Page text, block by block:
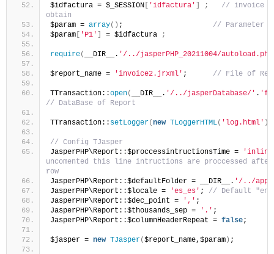
$idfactura = $_SESSION [ 'idfactura' ] ;
// invoice
obtain
$param = array() ; // Parameter
$param [ 'P1' ] = $idfactura ;
require( __DIR__. '/../jasperPHP_20211004/
$report_name = 'invoice2.jrxml' ; // File of
TTransaction::open( __DIR__. '/../jasperDatabase/' .
// DataBase of Report
TTransaction:: setLogger(new TLoggerHTML( 'log.html' ))
// Config TJasper
JasperPHP\Report::$proccessintructionsTime =
uncomented this line intructions are proccessed after
row
JasperPHP\Report::$defaultFolder = __DIR__. '/../
JasperPHP\Report::$locale =
'es_es' ; // Default
JasperPHP\Report::$dec_point =
',' ;
JasperPHP\Report::$thousands_sep =
'.' ;
JasperPHP\Report::$columnHeaderRepeat = false;
$jasper = new TJasper($report_name,$param) ;